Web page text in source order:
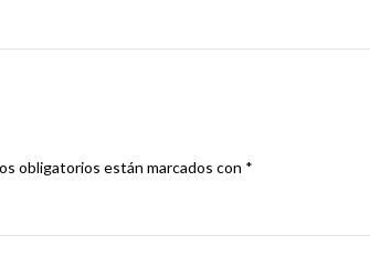
obligatorios están marcados con *